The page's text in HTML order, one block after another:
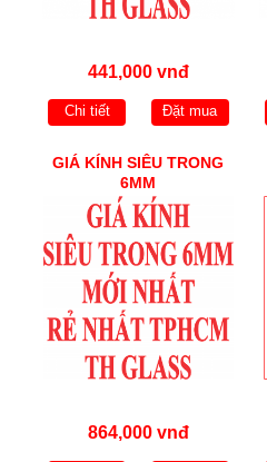
441,000 vnđ
Chi tiết Đặt mua
GIÁ KÍNH SIÊU TRONG
6MM
864,000 vnđ